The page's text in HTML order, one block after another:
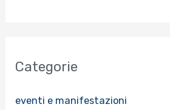
Categorie
eventi e manifestazioni